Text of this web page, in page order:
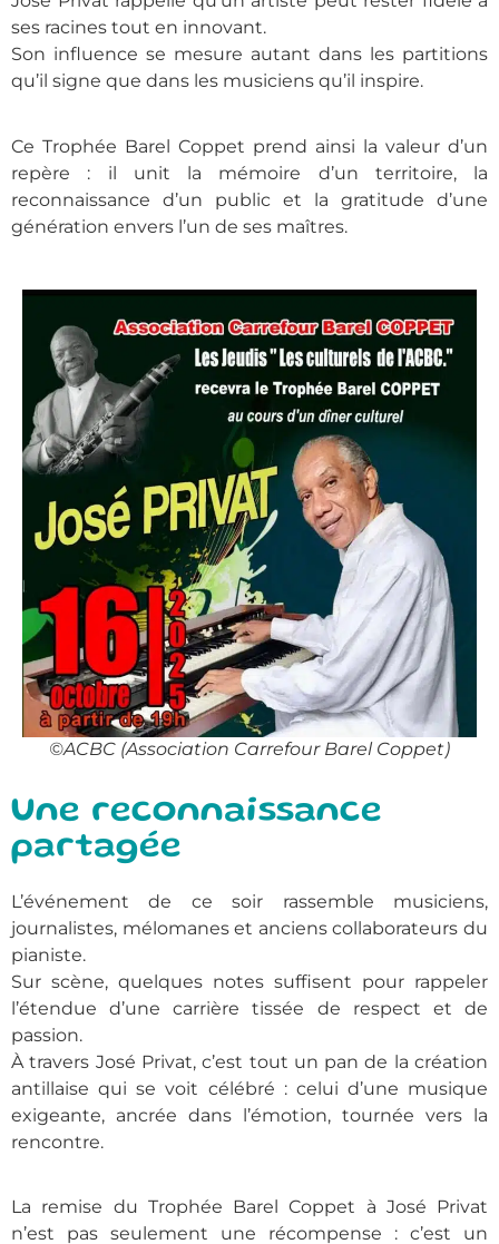
ses racines tout en innovant.
Son influence se mesure autant dans les partitions
qu’il signe que dans les musiciens qu’il inspire.
Ce Trophée Barel Coppet prend ainsi la valeur d’un
repère : il unit la mémoire d’un territoire, la
reconnaissance d’un public et la gratitude d’une
génération envers l’un de ses maîtres.
©ACBC (Association Carrefour Barel Coppet)
Une reconnaissance
partagée
L’événement de ce soir rassemble musiciens,
journalistes, mélomanes et anciens collaborateurs du
pianiste.
Sur scène, quelques notes suffisent pour rappeler
l’étendue d’une carrière tissée de respect et de
passion.
À travers José Privat, c’est tout un pan de la création
antillaise qui se voit célébré : celui d’une musique
exigeante, ancrée dans l’émotion, tournée vers la
rencontre.
La remise du Trophée Barel Coppet à José Privat
n’est pas seulement une récompense : c’est un